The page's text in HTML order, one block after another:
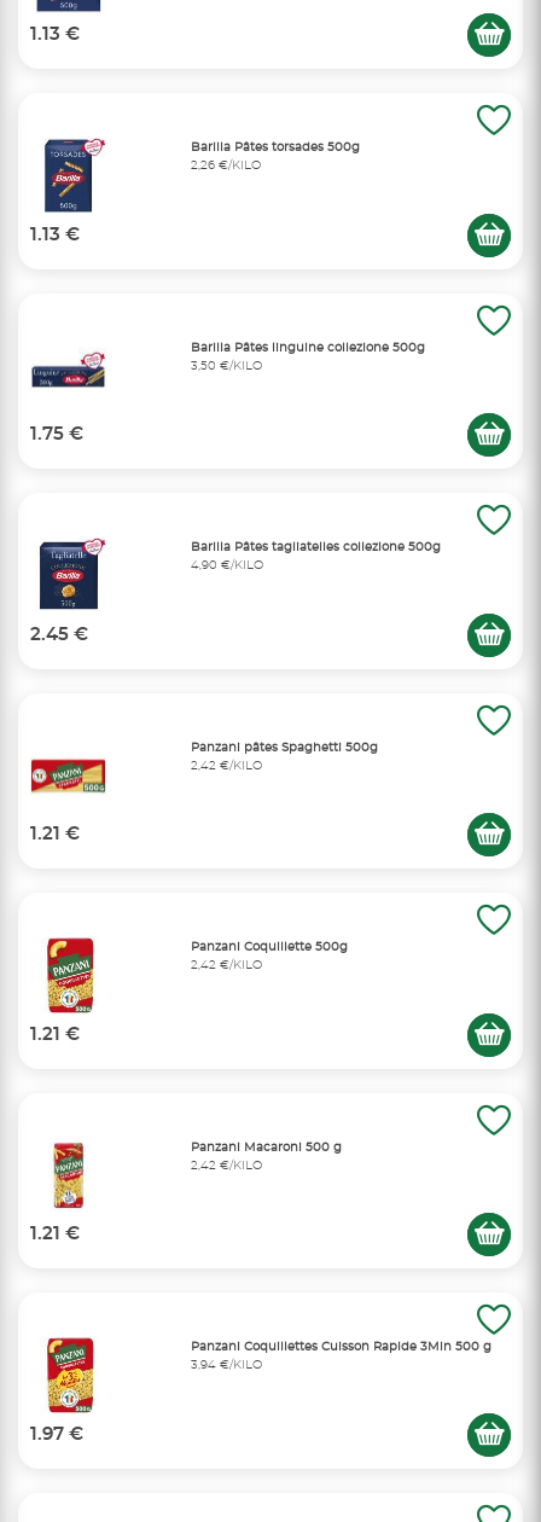
1.13 €
Barilla Pâtes torsades 500g
2,26 €/KILO
1.13 €
Barilla Pâtes linguine collezione 500g
3,50 €/KILO
1.75 €
Barilla Pâtes tagliatelles collezione 500g
4,90 €/KILO
2.45 €
Panzani pâtes Spaghetti 500g
2,42 €/KILO
1.21 €
Panzani Coquillette 500g
2,42 €/KILO
1.21 €
Panzani Macaroni 500 g
2,42 €/KILO
1.21 €
Panzani Coquillettes Cuisson Rapide 3Min 500 g
3,94 €/KILO
1.97 €